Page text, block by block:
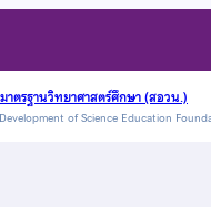
ตรฐานวิทยาศาสตร์ศึกษา (สอวน.)
of Science Education